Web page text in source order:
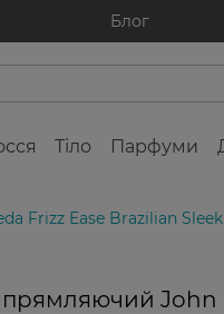
Блог
Тіло Парфуми
Frizz Ease Brazilian
John